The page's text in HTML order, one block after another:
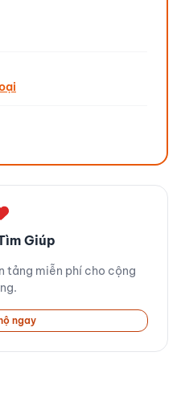
Giúp
tảng miễn phí cho cộng
ngay